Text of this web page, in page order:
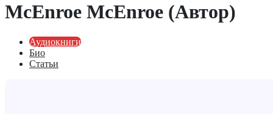
McEnroe McEnroe (Автор)
Аудиокниги
Био
Статьи